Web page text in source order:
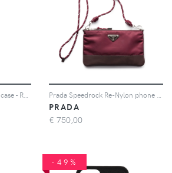
PRADA
€ 750,00
-49%